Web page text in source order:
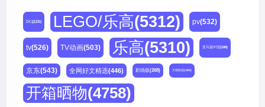
DC(225) LEGO/乐高(5312) pv(532)
tv(526) TV动画(503) 乐高(5310) 亚马逊中国(188)
京东(543) 全网好文精选(446) 剧场版(268) 天猫精选(180)
开箱晒物(4758)